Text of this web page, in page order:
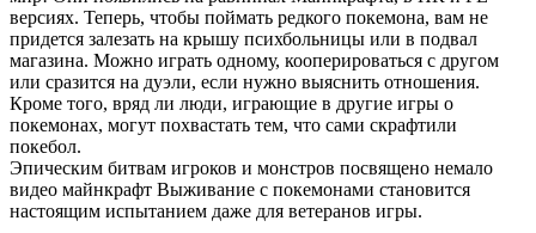
версиях. Теперь, чтобы поймать редкого покемона, вам не
придется залезать на крышу психбольницы или в подвал
магазина. Можно играть одному, кооперироваться с другом
или сразится на дуэли, если нужно выяснить отношения.
Кроме того, вряд ли люди, играющие в другие игры о
покемонах, могут похвастать тем, что сами скрафтили
покебол.
Эпическим битвам игроков и монстров посвящено немало
видео майнкрафт Выживание с покемонами становится
настоящим испытанием даже для ветеранов игры.